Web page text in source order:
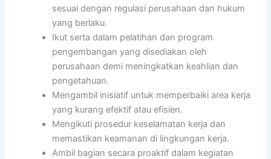
sesuai dengan regulasi perusahaan dan hukum
yang berlaku.
Ikut serta dalam pelatihan dan program
pengembangan yang disediakan oleh
perusahaan demi meningkatkan keahlian dan
pengetahuan.
Mengambil inisiatif untuk memperbaiki area kerja
yang kurang efektif atau efisien.
Mengikuti prosedur keselamatan kerja dan
memastikan keamanan di lingkungan kerja.
Ambil bagian secara proaktif dalam kegiatan